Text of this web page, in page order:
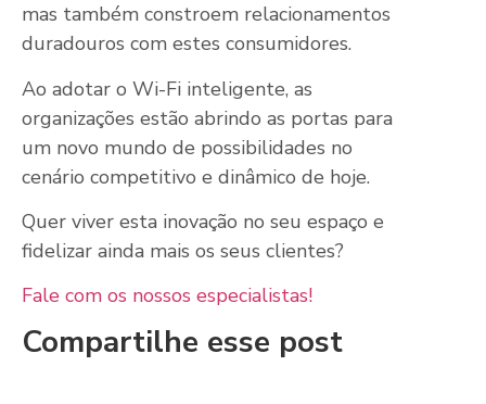
mas também constroem relacionamentos
duradouros com estes consumidores.
Ao adotar o Wi-Fi inteligente, as
organizações estão abrindo as portas para
um novo mundo de possibilidades no
cenário competitivo e dinâmico de hoje.
Quer viver esta inovação no seu espaço e
fidelizar ainda mais os seus clientes?
Fale com os nossos especialistas!
Compartilhe esse post